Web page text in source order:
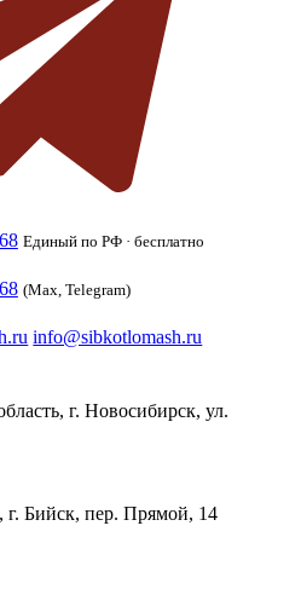
Единый по РФ · бесплатно
(Max, Telegram)
info@sibkotlomash.ru
г. Новосибирск, ул.
г. Бийск, пер. Прямой, 14